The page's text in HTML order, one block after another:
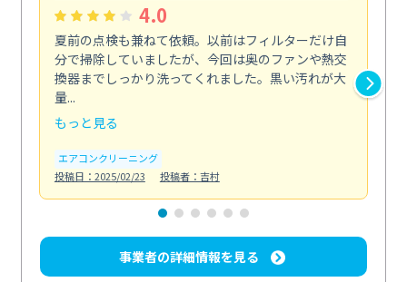
4.0
夏前の点検も兼ねて依頼。以前はフィルターだけ自
分で掃除していましたが、今回は奥のファンや熱交
換器までしっかり洗ってくれました。黒い汚れが大
量...
もっと見る
エアコンクリーニング
投稿日：2025/02/23
投稿者：吉村
事業者の詳細情報を見る